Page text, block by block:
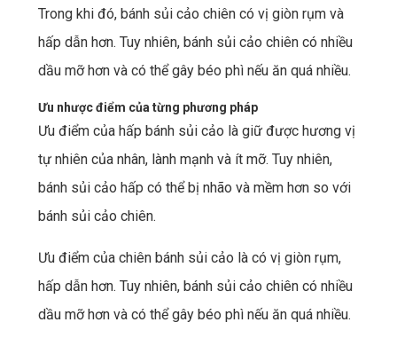
Trong khi đó, bánh sủi cảo chiên có vị giòn rụm và
hấp dẫn hơn. Tuy nhiên, bánh sủi cảo chiên có nhiều
dầu mỡ hơn và có thể gây béo phì nếu ăn quá nhiều.
Ưu nhược điểm của từng phương pháp
Ưu điểm của hấp bánh sủi cảo là giữ được hương vị
tự nhiên của nhân, lành mạnh và ít mỡ. Tuy nhiên,
bánh sủi cảo hấp có thể bị nhão và mềm hơn so với
bánh sủi cảo chiên.
Ưu điểm của chiên bánh sủi cảo là có vị giòn rụm,
hấp dẫn hơn. Tuy nhiên, bánh sủi cảo chiên có nhiều
dầu mỡ hơn và có thể gây béo phì nếu ăn quá nhiều.